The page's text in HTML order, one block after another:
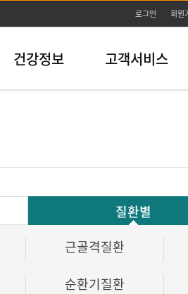
본문바로가기
로그인 회원
건강정보 고객서비스
질환별
근골격질환
순환기질환